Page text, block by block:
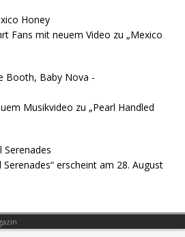
Fans mit neuem Video zu „Mexico
Musikvideo zu „Pearl Handled
Serenades“ erscheint am 28. August